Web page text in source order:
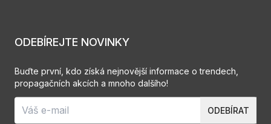
ODEBÍREJTE NOVINKY
Buďte první, kdo získá nejnovější informace o trendech,
propagačních akcích a mnoho dalšího!
ODEBÍRAT